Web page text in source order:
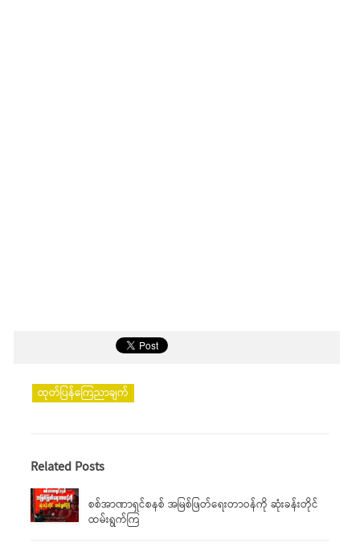
ထုတ်ပြန်ကြေညာချက်
Related Posts
စစ်အာဏာရှင်စနစ် အမြစ်ဖြတ်ရေးတာဝန်ကို ဆုံးခန်းတိုင်
ထမ်းရွက်ကြ